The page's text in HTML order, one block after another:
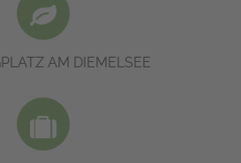
AM DIEMELSEE
Urlaubscamper.
MEHR DAZU
einer Ferienwohnung in unseren
Mietwohnwagen.
MEHR DAZU